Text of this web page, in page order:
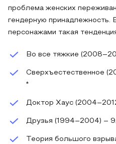
проблема женских
гендерную принадлежность.
персонажами такая
Во все тяжкие
Сверхъестественное
*
Доктор Хаус
Друзья (1994–2004) –
Теория большого